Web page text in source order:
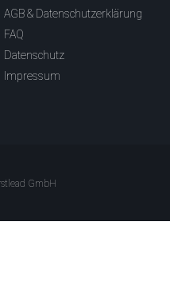
AGB & Datenschutzerklärung
FAQ
Datenschutz
Impressum
GmbH